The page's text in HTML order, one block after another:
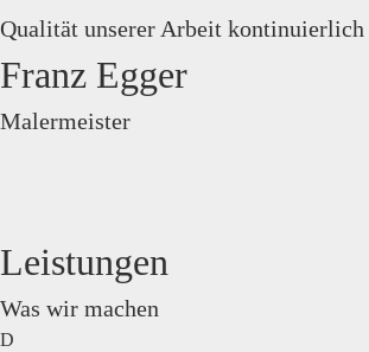
Qualität unserer Arbeit
Franz Egger
Malermeister
Leistungen
Was wir machen